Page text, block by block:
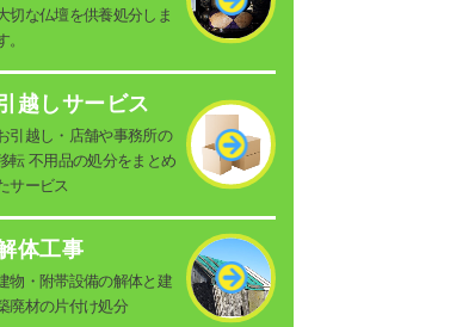
切な仏壇を供養処分しま
。
越しサービス
引越し・店舗や事務所の
転 不用品の処分をまとめ
サービス
体工事
物・附帯設備の解体と建
廃材の片付け処分